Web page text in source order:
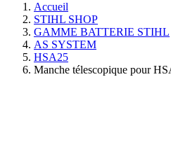
Accueil
STIHL SHOP
GAMME BATTERIE STIHL
AS SYSTEM
HSA25
Manche télescopique pour